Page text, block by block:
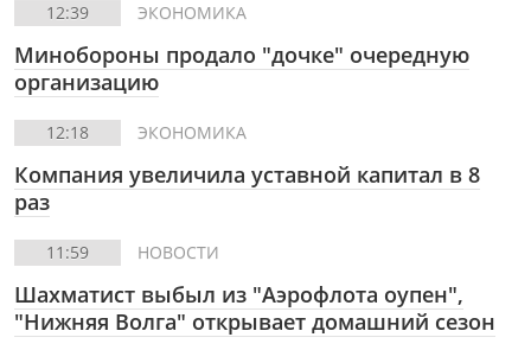
12:39 ЭКОНОМИКА
Минобороны продало "дочке" очередную
организацию
12:18 ЭКОНОМИКА
Компания увеличила уставной капитал в 8
раз
11:59 НОВОСТИ
Шахматист выбыл из "Аэрофлота оупен",
"Нижняя Волга" открывает домашний сезон